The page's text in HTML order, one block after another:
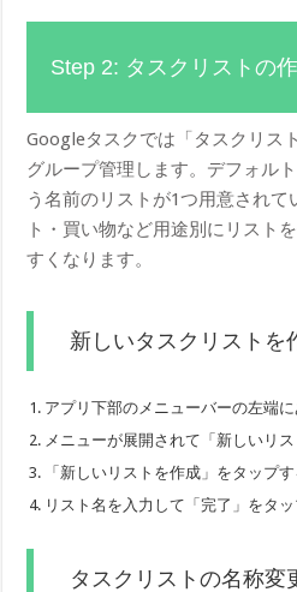
Step 2: タスクリストの
Googleタスクでは「タスクリス
グループ管理します。デフォル
う名前のリストが1つ用意され
ト・買い物など用途別にリスト
すくなります。
新しいタスクリストを
アプリ下部のメニューバーの左端
メニューが展開されて「新しいリ
「新しいリストを作成」をタップす
リスト名を入力して「完了」をタ
タスクリストの名称変